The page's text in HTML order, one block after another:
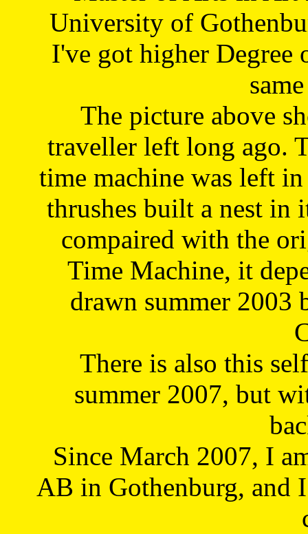
University of
I've got higher Degree
The picture above
traveller left long ago.
time machine was left
thrushes built a nest in
compaired with the
Time Machine, it
drawn summer 2003
There is also this
summer 2007, but
Since March 2007, I
AB in Gothenburg, and